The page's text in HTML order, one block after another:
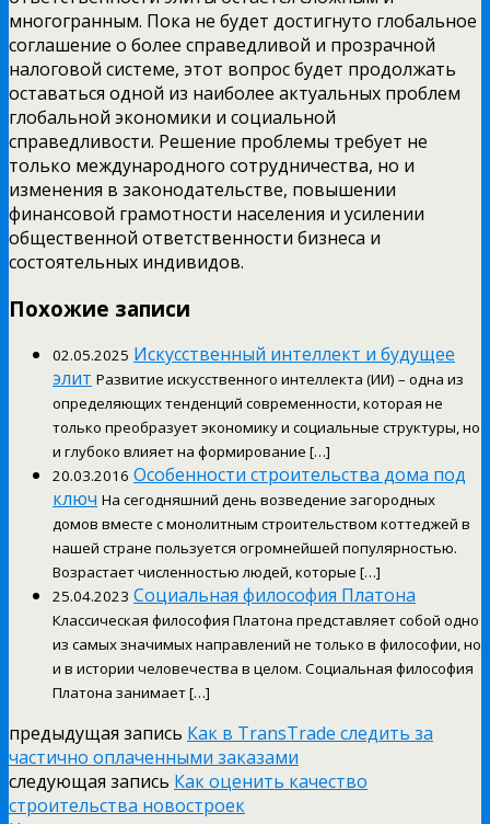
многогранным. Пока не будет достигнуто глобальное
соглашение о более справедливой и прозрачной
налоговой системе, этот вопрос будет продолжать
оставаться одной из наиболее актуальных проблем
глобальной экономики и социальной
справедливости. Решение проблемы требует не
только международного сотрудничества, но и
изменения в законодательстве, повышении
финансовой грамотности населения и усилении
общественной ответственности бизнеса и
состоятельных индивидов.
Похожие записи
02.05.2025 Искусственный интеллект и будущее
элит Развитие искусственного интеллекта (ИИ) – одна из
определяющих тенденций современности, которая не
только преобразует экономику и социальные структуры, но
и глубоко влияет на формирование […]
20.03.2016 Особенности строительства дома под
ключ На сегодняшний день возведение загородных
домов вместе с монолитным строительством коттеджей в
нашей стране пользуется огромнейшей популярностью.
Возрастает численностью людей, которые […]
25.04.2023 Социальная философия Платона
Классическая философия Платона представляет собой одно
из самых значимых направлений не только в философии, но
и в истории человечества в целом. Социальная философия
Платона занимает […]
предыдущая запись Как в TransTrade следить за
частично оплаченными заказами
следующая запись Как оценить качество
строительства новостроек